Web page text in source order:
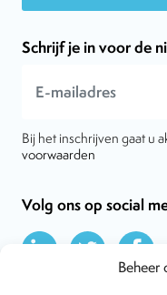
Beheer
Schrijf je in voor de
Bij het inschrijven gaat u
voorwaarden
Volg ons op social